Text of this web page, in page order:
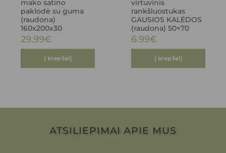
mako satino
paklodė su guma
(raudona)
160x200x30
29.99€
Į krepšelį
virtuvinis
rankšluostukas
GAUSIOS KALĖDOS
(raudona) 50×70
6.99€
Į krepšelį
ATSILIEPIMAI APIE MUS